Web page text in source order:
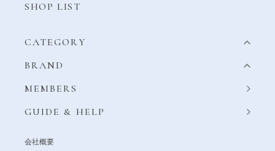
SHOP LIST
CATEGORY
BRAND
MEMBERS
GUIDE & HELP
会社概要